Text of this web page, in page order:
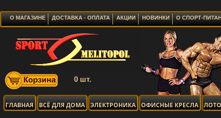
О МАГАЗИНЕ ДОСТАВКА - ОПЛАТА АКЦИИ НОВИНКИ О СПОРТ-
0 шт.
ГЛАВНАЯ ВСЁ ДЛЯ ДОМА ЭЛЕКТРОНИКА ОФИСНЫЕ КРЕСЛА